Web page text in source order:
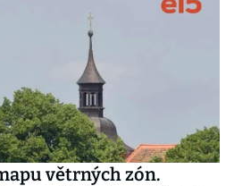
větrných zón.